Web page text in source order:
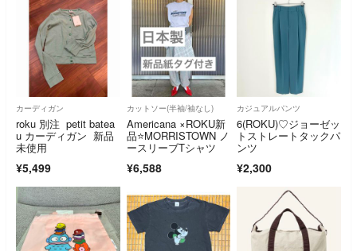
カーディガン
roku 別注 petit batea
u カーディガン 新品
未使用
¥5,499
カットソー(半袖/袖なし)
Americana ×ROKU新
品⭐️MORRISTOWN ノ
ースリーブTシャツ
¥6,588
カジュアルパンツ
6(ROKU)♡ジョーゼッ
トストレートタックパ
ンツ
¥2,300